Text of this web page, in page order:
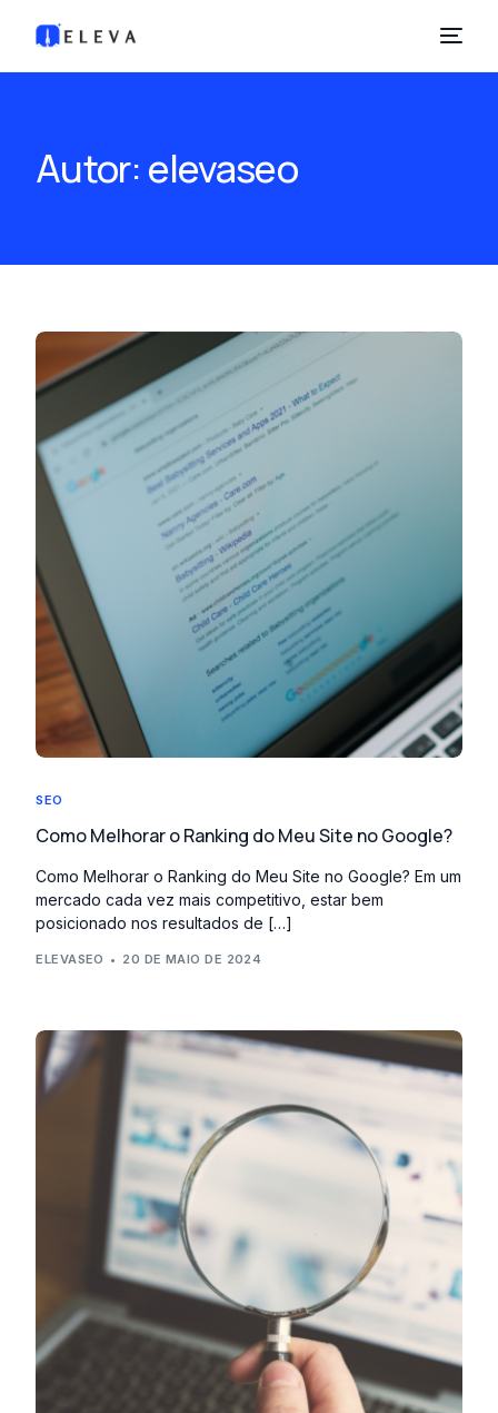
Autor:elevaseo
SEO
Como Melhorar o Ranking do Meu Site no Google?
Como Melhorar o Ranking do Meu Site no Google? Em um
mercado cada vez mais competitivo, estar bem
posicionado nos resultados de […]
ELEVASEO 20 DE MAIO DE 2024